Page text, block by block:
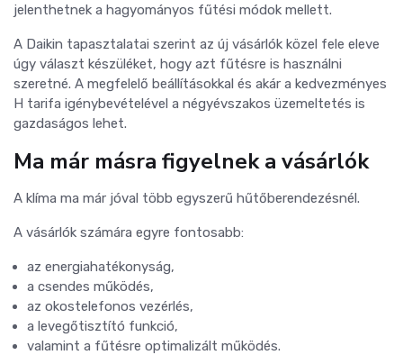
jelenthetnek a hagyományos fűtési módok mellett.
A Daikin tapasztalatai szerint az új vásárlók közel fele eleve
úgy választ készüléket, hogy azt fűtésre is használni
szeretné. A megfelelő beállításokkal és akár a kedvezményes
H tarifa igénybevételével a négyévszakos üzemeltetés is
gazdaságos lehet.
Ma már másra figyelnek a vásárlók
A klíma ma már jóval több egyszerű hűtőberendezésnél.
A vásárlók számára egyre fontosabb:
az energiahatékonyság,
a csendes működés,
az okostelefonos vezérlés,
a levegőtisztító funkció,
valamint a fűtésre optimalizált működés.